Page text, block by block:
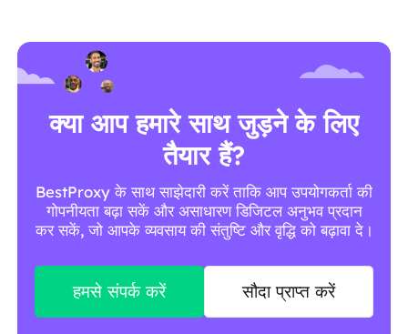
क्या आप हमारे साथ जुड़ने के लिए
तैयार हैं?
BestProxy के साथ साझेदारी करें ताकि आप उपयोगकर्ता की
गोपनीयता बढ़ा सकें और असाधारण डिजिटल अनुभव प्रदान
कर सकें, जो आपके व्यवसाय की संतुष्टि और वृद्धि को बढ़ावा दे।
हमसे संपर्क करें सौदा प्राप्त करें